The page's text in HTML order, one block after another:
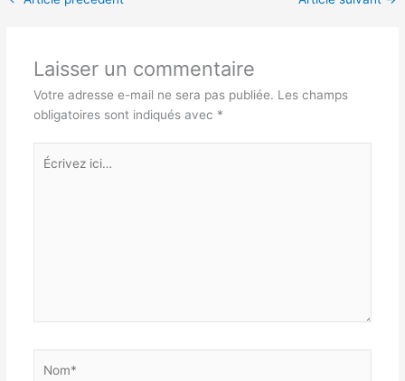
Laisser un commentaire
Votre adresse e-mail ne sera pas publiée. Les champs
obligatoires sont indiqués avec *
Écrivez
ici…